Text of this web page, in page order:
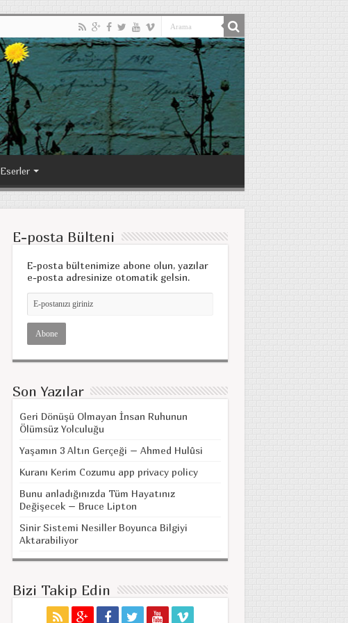
Eserler
E-posta Bülteni
E-posta bültenimize abone olun, yazılar
e-posta adresinize otomatik gelsin.
Son Yazılar
Geri Dönüşü Olmayan İnsan Ruhunun
Ölümsüz Yolculuğu
Yaşamın 3 Altın Gerçeği – Ahmed Hulûsi
Kuranı Kerim Cozumu app privacy policy
Bunu anladığınızda Tüm Hayatınız
Değişecek – Bruce Lipton
Sinir Sistemi Nesiller Boyunca Bilgiyi
Aktarabiliyor
Bizi Takip Edin